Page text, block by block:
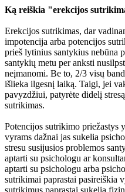
Ką reiškia "erekcijos
Erekcijos sutrikimas, dar
impotencija arba potencijos
prieš lytinius santykius nebūna
santykių metu per anksti
neįmanomi. Be to, 2/3 visų
išlieka ilgesnį laiką. Taigi, jei
pavyzdžiui, patyrėte didelį
sutrikimas.
Potencijos sutrikimo priežastys
vyrams dažnai jas sukelia
stresu susijusios problemos
aptarti su psichologu ar
aptarti su psichologu arba
sutrikimai paprastai pasireiškia